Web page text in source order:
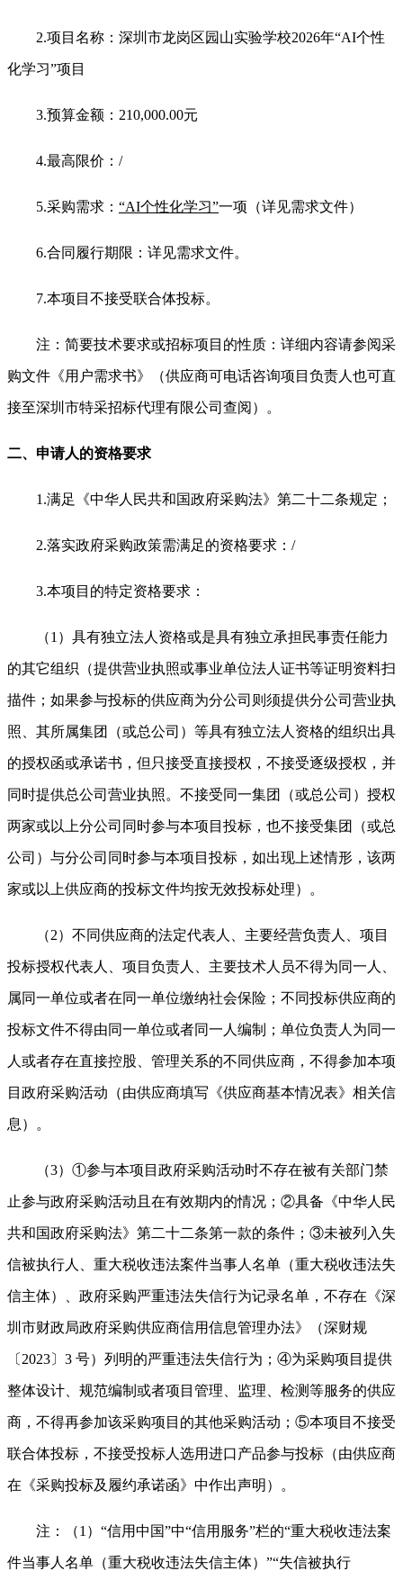
2.项目名称：深圳市龙岗区园山实验学校2026年“AI个性
化学习”项目
3.预算金额：210,000.00元
4.最高限价：/
5.采购需求： “AI个性化学习”一项（详见需求文件）
6.合同履行期限：详见需求文件。
7.本项目不接受联合体投标。
注：简要技术要求或招标项目的性质：详细内容请参阅采
购文件《用户需求书》（供应商可电话咨询项目负责人也可直
接至深圳市特采招标代理有限公司查阅）。
二、申请人的资格要求
1.满足《中华人民共和国政府采购法》第二十二条规定；
2.落实政府采购政策需满足的资格要求：/
3.本项目的特定资格要求：
（1）具有独立法人资格或是具有独立承担民事责任能力
的其它组织（提供营业执照或事业单位法人证书等证明资料扫
描件；如果参与投标的供应商为分公司则须提供分公司营业执
照、其所属集团（或总公司）等具有独立法人资格的组织出具
的授权函或承诺书，但只接受直接授权，不接受逐级授权，并
同时提供总公司营业执照。不接受同一集团（或总公司）授权
两家或以上分公司同时参与本项目投标，也不接受集团（或总
公司）与分公司同时参与本项目投标，如出现上述情形，该两
家或以上供应商的投标文件均按无效投标处理）。
（2）不同供应商的法定代表人、主要经营负责人、项目
投标授权代表人、项目负责人、主要技术人员不得为同一人、
属同一单位或者在同一单位缴纳社会保险；不同投标供应商的
投标文件不得由同一单位或者同一人编制；单位负责人为同一
人或者存在直接控股、管理关系的不同供应商，不得参加本项
目政府采购活动（由供应商填写《供应商基本情况表》相关信
息）。
（3）①参与本项目政府采购活动时不存在被有关部门禁
止参与政府采购活动且在有效期内的情况；②具备《中华人民
共和国政府采购法》第二十二条第一款的条件；③未被列入失
信被执行人、重大税收违法案件当事人名单（重大税收违法失
信主体）、政府采购严重违法失信行为记录名单，不存在《深
圳市财政局政府采购供应商信用信息管理办法》（深财规
〔2023〕3 号）列明的严重违法失信行为；④为采购项目提供
整体设计、规范编制或者项目管理、监理、检测等服务的供应
商，不得再参加该采购项目的其他采购活动；⑤本项目不接受
联合体投标，不接受投标人选用进口产品参与投标（由供应商
在《采购投标及履约承诺函》中作出声明）。
注：（1）“信用中国”中“信用服务”栏的“重大税收违法案
件当事人名单（重大税收违法失信主体）”“失信被执行